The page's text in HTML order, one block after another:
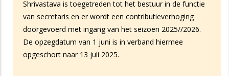
Shrivastava is toegetreden tot het bestuur in de functie
van secretaris en er wordt een contributieverhoging
doorgevoerd met ingang van het seizoen 2025//2026.
De opzegdatum van 1 juni is in verband hiermee
opgeschort naar 13 juli 2025.